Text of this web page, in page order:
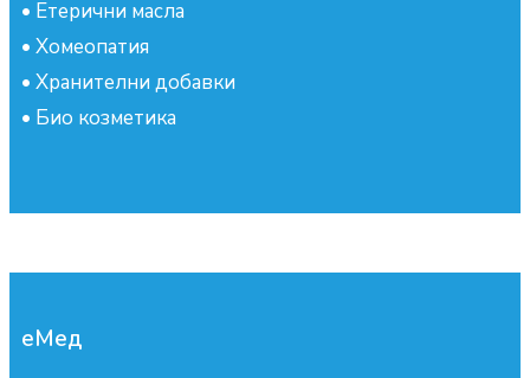
• Етерични масла
• Хомеопатия
• Хранителни добавки
• Био козметика
еМед